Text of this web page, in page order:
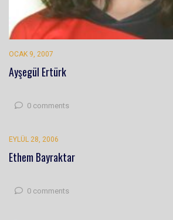
OCAK 9, 2007
Ayşegül Ertürk
0 comments
EYLÜL 28, 2006
Ethem Bayraktar
0 comments